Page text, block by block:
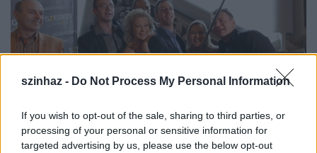
szinhaz - Do Not Process My Personal Information
If you wish to opt-out of the sale, sharing to third parties, or
processing of your personal or sensitive information for
targeted advertising by us, please use the below opt-out